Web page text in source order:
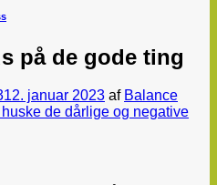
på de gode ting
12. januar 2023 af Balance